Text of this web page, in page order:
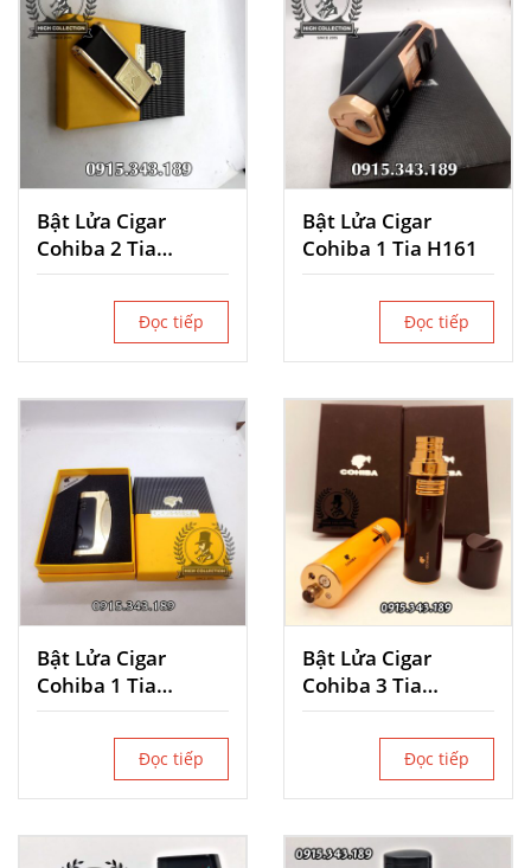
Bật Lửa Cigar
Cohiba 2 Tia
COB080
Đọc tiếp
Bật Lửa Cigar
Cohiba 1 Tia H161
Đọc tiếp
Bật Lửa Cigar
Cohiba 1 Tia
COB487
Đọc tiếp
Bật Lửa Cigar
Cohiba 3 Tia
COB073
Đọc tiếp